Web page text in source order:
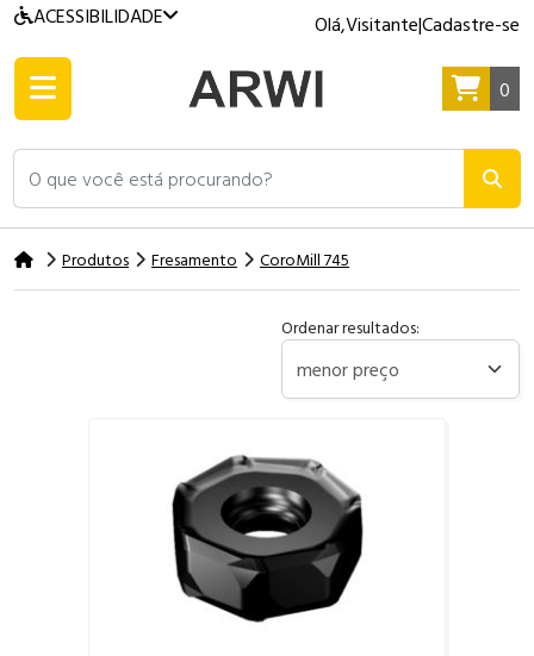
ACESSIBILIDADE Olá,Visitante|Cadastre-se
O que você está procurando?
0
Produtos Fresamento CoroMill 745
Ordenar resultados: